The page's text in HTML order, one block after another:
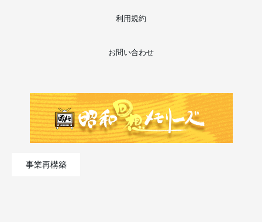
利用規約
お問い合わせ
事業再構築